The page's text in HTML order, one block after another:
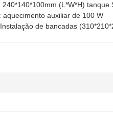
240*140*100mm (L*W*H)
: aquecimento auxiliar de 100 W
de bancadas